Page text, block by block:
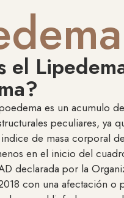
el
es un acumulo
peculiares, ya
de masa corporal
en el inicio del
declarada por la
con una afectación o